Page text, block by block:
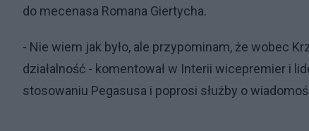
do mecenasa Romana Giertycha.
- Nie wiem jak było, ale przypominam, że wobec
działalność - komentował w Interii wicepremier i
stosowaniu Pegasusa i poprosi służby o